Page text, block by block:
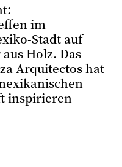
im
Stadt auf
Holz. Das
Arquitectos hat
inspirieren